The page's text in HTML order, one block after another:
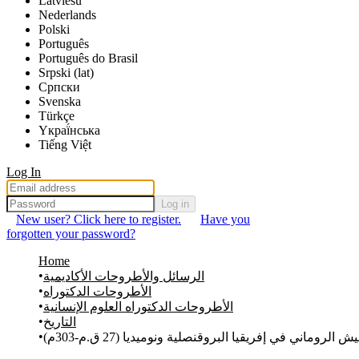
Nederlands
Polski
Português
Português do Brasil
Srpski (lat)
Српски
Svenska
Türkçe
Yкраї́нська
Tiếng Việt
Log In
Log in
New user? Click here to register.
Have you
forgotten your password?
Home
الرسائل والأطروحات الأكاديمية
الأطروحات الدكتوراه
الأطروحات الدكتوراه العلوم الإنسانية
التاريخ
الروماني في إفريقيا البروقنصلية ونوميديا (27 ق.م-303م)